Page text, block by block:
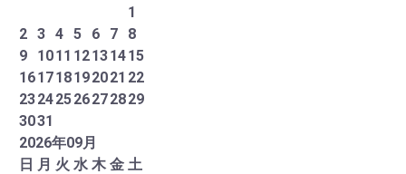
1
2 3 4 5 6 7
8
9
1011 12131415
161718192021 22
23242526272829
3031
2026年09月
日 月 火 水 木 金 土